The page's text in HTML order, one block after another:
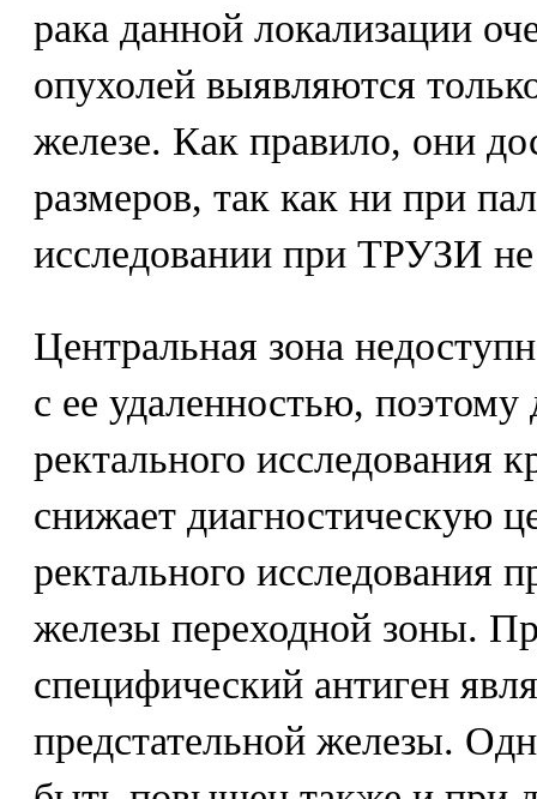
рака данной локализации
опухолей выявляются
железе. Как правило, они
размеров, так как ни при
исследовании при ТРУЗИ
Центральная зона
с ее удаленностью, поэтому
ректального исследования
снижает диагностическую
ректального исследования
железы переходной зоны.
специфический антиген
предстательной железы.